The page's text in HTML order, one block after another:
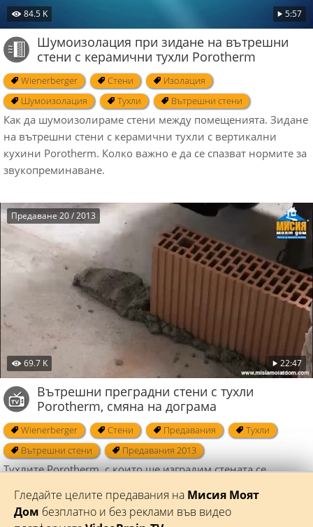
84.5 K 5:57
Шумоизолация при зидане на вътрешни
стени с керамични тухли Porotherm
Wienerberger Стени
Изолация
Шумоизолация
Тухли Вътрешни стени
Как да шумоизолираме стени между помещенията. Зидане
на вътрешни стени с керамични тухли с вертикални
кухини Porotherm. Колко важно е да се спазват нормите за
звукопреминаване.
69.7 K 22:47
Предаване 20 / 2013
Вътрешни преградни стени с тухли
Porotherm, смяна на дограма
Wienerberger Стени Предавания
Тухли
Вътрешни стени
Предавания 2013
Тухлите Porotherm, с които ще изградим стената се
да се каже, че е сходно с другите керамични продукти е
основната суровина, от която се произвеждат тези
Гледайте целите предавания на Мисия Моят
Дом безплатно и без реклами във видео